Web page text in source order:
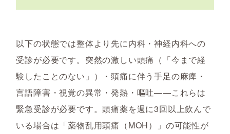
以下の状態では整体より先に内科・神経内科への
受診が必要です。突然の激しい頭痛（「今まで経
験したことのない」）・頭痛に伴う手足の麻痺・
言語障害・視覚の異常・発熱・嘔吐——これらは
緊急受診が必要です。頭痛薬を週に3回以上飲んで
いる場合は「薬物乱用頭痛（MOH）」の可能性が